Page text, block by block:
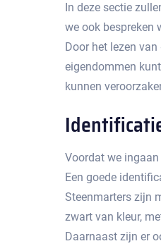
In deze sectie
we ook bespreken
Door het lezen
eigendommen
kunnen
Voordat we
Een goede
Steenmarters zijn
zwart van kleur,
Daarnaast zijn er